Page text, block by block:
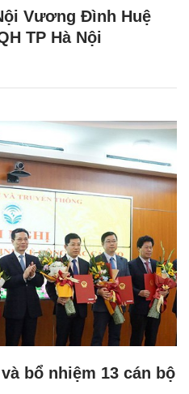
Vương Đình Huệ
TP Hà Nội
bổ nhiệm 13 cán bộ